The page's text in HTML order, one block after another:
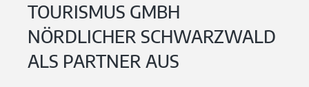
TOURISMUS GMBH
NÖRDLICHER SCHWARZWALD
ALS PARTNER AUS